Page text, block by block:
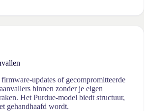
updates of gecompromitteerde
binnen zonder je eigen
Het Purdue-model biedt structuur,
gehandhaafd wordt.